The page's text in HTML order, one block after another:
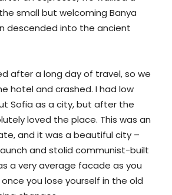
small but welcoming Banya
descended into the ancient
after a long day of travel, so we
hotel and crashed. I had low
Sofia as a city, but after the
loved the place. This was an
and it was a beautiful city –
and stolid communist-built
a very average facade as you
you lose yourself in the old